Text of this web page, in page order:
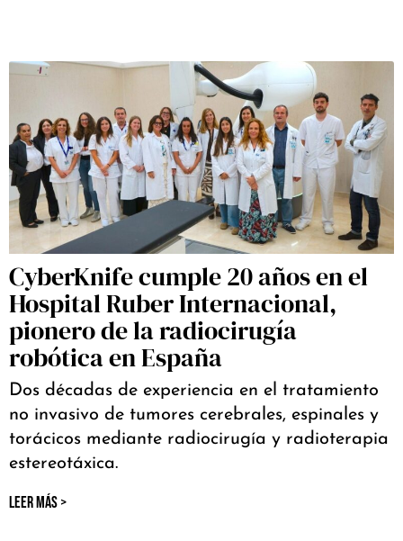
CyberKnife cumple 20 años en el
Hospital Ruber Internacional,
pionero de la radiocirugía
robótica en España
Dos décadas de experiencia en el tratamiento
no invasivo de tumores cerebrales, espinales y
torácicos mediante radiocirugía y radioterapia
estereotáxica.
LEER MÁS >